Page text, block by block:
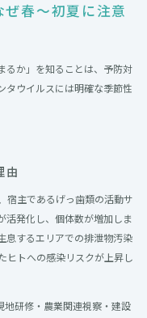
春〜初夏に注意
るか」を知ることは、予防対
タウイルスには明確な季節性
由
宿主であるげっ歯類の活動サ
活発化し、個体数が増加しま
息するエリアでの排泄物汚染
ヒトへの感染リスクが上昇し
地研修・農業関連視察・建設